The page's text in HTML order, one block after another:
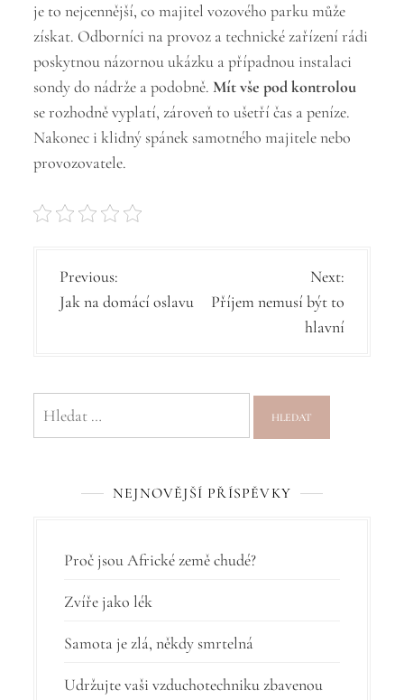
je to nejcennější, co majitel vozového parku může
získat. Odborníci na provoz a technické zařízení rádi
poskytnou názornou ukázku a případnou instalaci
sondy do nádrže a podobně.Mít vše pod kontrolou
se rozhodně vyplatí, zároveň to ušetří čas a peníze.
Nakonec i klidný spánek samotného majitele nebo
provozovatele.
N
a
a
r
o
ř
í
Previous:
Jak na domácí oslavu
Next:
Příjem nemusí být to
hlavní
Vyhledávání
NEJNOVĚJŠÍ PŘÍSPĚVKY
Proč jsou Africké země chudé?
Zvíře jako lék
Samota je zlá, někdy smrtelná
Udržujte vaši vzduchotechniku zbavenou